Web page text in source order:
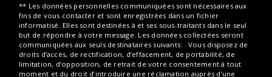
** Les données personnelles communiquées sont nécessaires aux
fins de vous contacter et sont enregistrées dans un fichier
informatisé. Elles sont destinées à et ses sous-traitants dans le seul
but de répondre à votre message. Les données collectées seront
communiquées aux seuls destinataires suivants: . Vous disposez de
droits d’accès, de rectification, d’effacement, de portabilité, de
limitation, d’opposition, de retrait de votre consentement à tout
moment et du droit d’introduire une réclamation auprès d’une